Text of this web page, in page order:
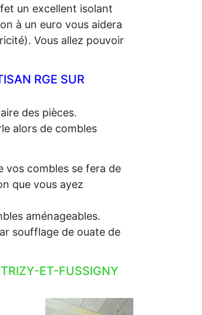
un excellent isolant
à un euro vous aidera
Vous allez pouvoir
RGE SUR
des pièces.
alors de combles
vos combles se fera de
que vous ayez
aménageables.
soufflage de ouate de
ET-FUSSIGNY